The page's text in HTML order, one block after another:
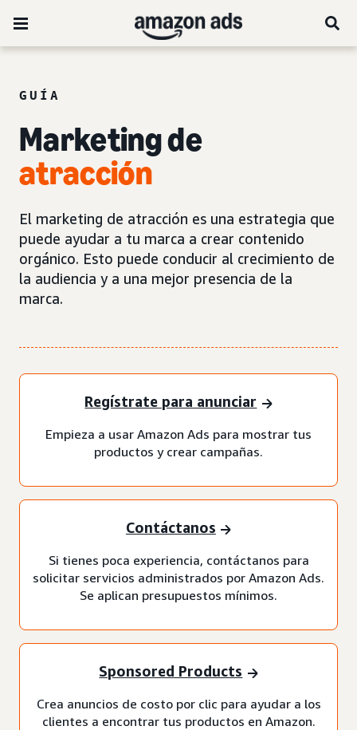
GUÍA
Marketing de
atracción
El marketing de atracción es una estrategia que
puede ayudar a tu marca a crear contenido
orgánico. Esto puede conducir al crecimiento de
la audiencia y a una mejor presencia de la
marca.
Regístrate para anunciar
Empieza a usar Amazon Ads para mostrar tus
productos y crear campañas.
Contáctanos
Si tienes poca experiencia, contáctanos para
solicitar servicios administrados por Amazon Ads.
Se aplican presupuestos mínimos.
Sponsored Products
Crea anuncios de costo por clic para ayudar a los
clientes a encontrar tus productos en Amazon.